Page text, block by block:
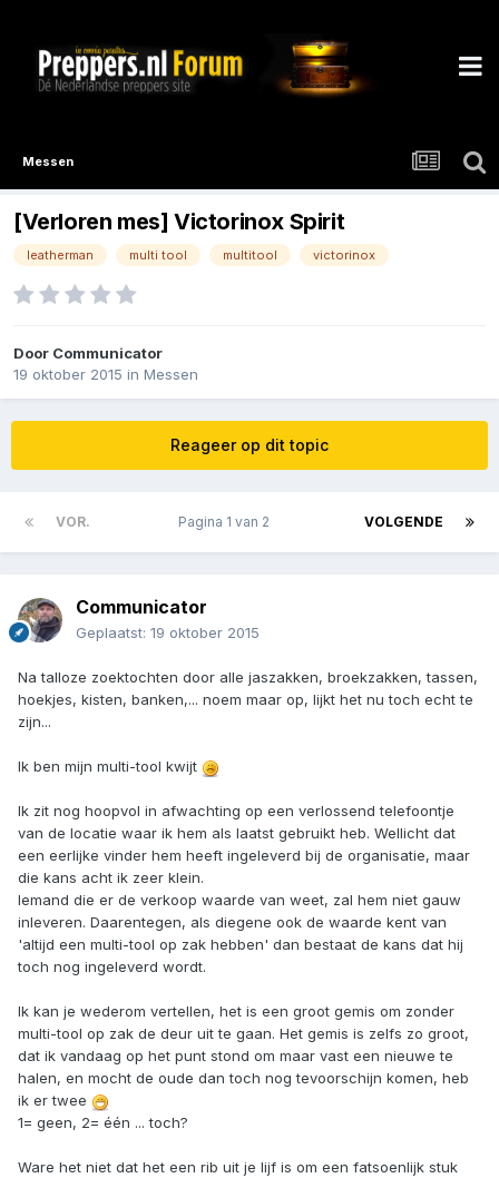
Messen
[Verloren mes] Victorinox Spirit
leatherman multi tool multitool victorinox
Door Communicator
19 oktober 2015 in Messen
Reageer op dit topic
VOR. VOLGENDE
Pagina 1 van 2
Communicator
Geplaatst: 19 oktober 2015
Na talloze zoektochten door alle jaszakken, broekzakken, tassen,
hoekjes, kisten, banken,... noem maar op, lijkt het nu toch echt te
zijn...
Ik ben mijn multi-tool kwijt
Ik zit nog hoopvol in afwachting op een verlossend telefoontje
van de locatie waar ik hem als laatst gebruikt heb. Wellicht dat
een eerlijke vinder hem heeft ingeleverd bij de organisatie, maar
die kans acht ik zeer klein.
Iemand die er de verkoop waarde van weet, zal hem niet gauw
inleveren. Daarentegen, als diegene ook de waarde kent van
'altijd een multi-tool op zak hebben' dan bestaat de kans dat hij
toch nog ingeleverd wordt.
Ik kan je wederom vertellen, het is een groot gemis om zonder
multi-tool op zak de deur uit te gaan. Het gemis is zelfs zo groot,
dat ik vandaag op het punt stond om maar vast een nieuwe te
halen, en mocht de oude dan toch nog tevoorschijn komen, heb
ik er twee
1= geen, 2= één ... toch?
Ware het niet dat het een rib uit je lijf is om een fatsoenlijk stuk